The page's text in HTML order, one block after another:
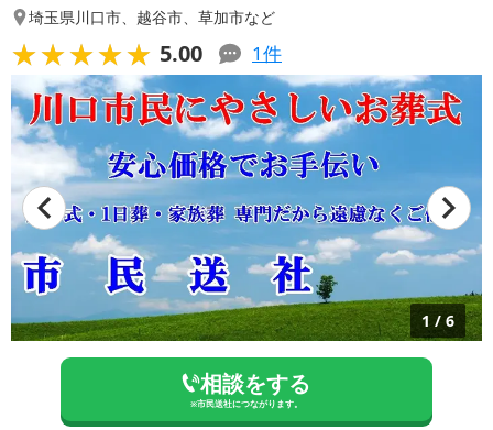
埼玉県川口市、 越谷市、 草加市など
★★★★★
★★★★★ 5.00 1件
1 / 6
相談をする
※市民送社につながります。